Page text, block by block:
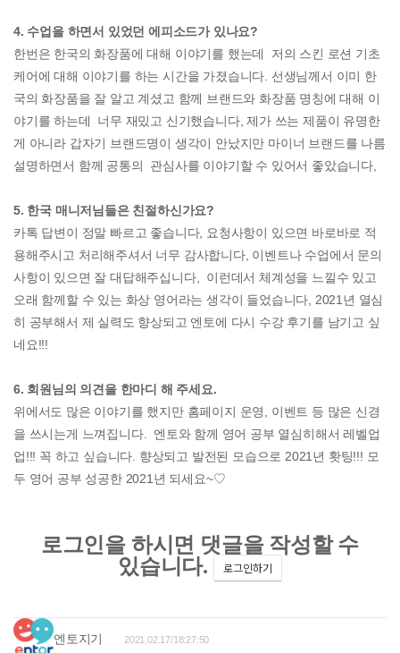
4. 수업을 하면서 있었던 에피소드가 있나요?
한번은 한국의 화장품에 대해 이야기를 했는데 저의 스킨 로션 기초
케어에 대해 이야기를 하는 시간을 가졌습니다. 선생님께서 이미 한
국의 화장품을 잘 알고 계셨고 함께 브랜드와 화장품 명칭에 대해 이
야기를 하는데 너무 재밌고 신기했습니다, 제가 쓰는 제품이 유명한
게 아니라 갑자기 브랜드명이 생각이 안났지만 마이너 브랜드를 나름
설명하면서 함께 공통의 관심사를 이야기할 수 있어서 좋았습니다,
5. 한국 매니저님들은 친절하신가요?
카톡 답변이 정말 빠르고 좋습니다, 요청사항이 있으면 바로바로 적
용해주시고 처리해주셔서 너무 감사합니다, 이벤트나 수업에서 문의
사항이 있으면 잘 대답해주십니다, 이런데서 체계성을 느낄수 있고
오래 함께할 수 있는 화상 영어라는 생각이 들었습니다, 2021년 열심
히 공부해서 제 실력도 향상되고 엔토에 다시 수강 후기를 남기고 싶
네요!!!
6. 회원님의 의견을 한마디 해 주세요.
위에서도 많은 이야기를 했지만 홈페이지 운영, 이벤트 등 많은 신경
을 쓰시는게 느껴집니다. 엔토와 함께 영어 공부 열심히해서 레벨업
업!!! 꼭 하고 싶습니다. 향상되고 발전된 모습으로 2021년 홧팅!!! 모
두 영어 공부 성공한 2021년 되세요~♡